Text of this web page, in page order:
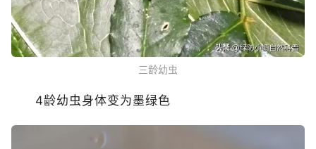
三龄幼虫
4龄幼虫身体变为墨绿色